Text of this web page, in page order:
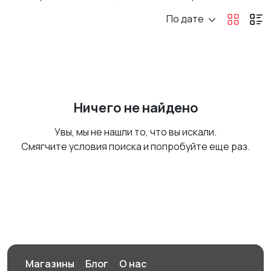
По дате
Ничего не найдено
Увы, мы не нашли то, что вы искали.
Смягчите условия поиска и попробуйте еще раз.
Магазины Блог О нас